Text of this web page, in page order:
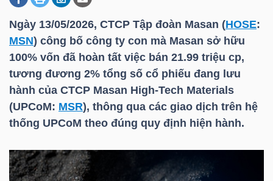
Ngày 13/05/2026, CTCP Tập đoàn Masan (HOSE:
MSN) công bố công ty con mà Masan sở hữu
100% vốn đã hoàn tất việc bán 21.99 triệu cp,
tương đương 2% tổng số cổ phiếu đang lưu
hành của CTCP Masan High-Tech Materials
(UPCoM: MSR), thông qua các giao dịch trên hệ
thống UPCoM theo đúng quy định hiện hành.
DOANH
NGHIỆP
BẤT
ĐỘNG
SẢN
TÀI